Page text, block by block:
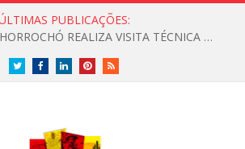
PUBLICAÇÕES:
PREFEITURA DE CHORROCHÓ REALIZA VISITA TÉCNICA PARA LEVANTAMENTO DE TRECHO COM ESGOTO A CÉU ABERTO
TwitterFacebookLinkedInPinterestRSS